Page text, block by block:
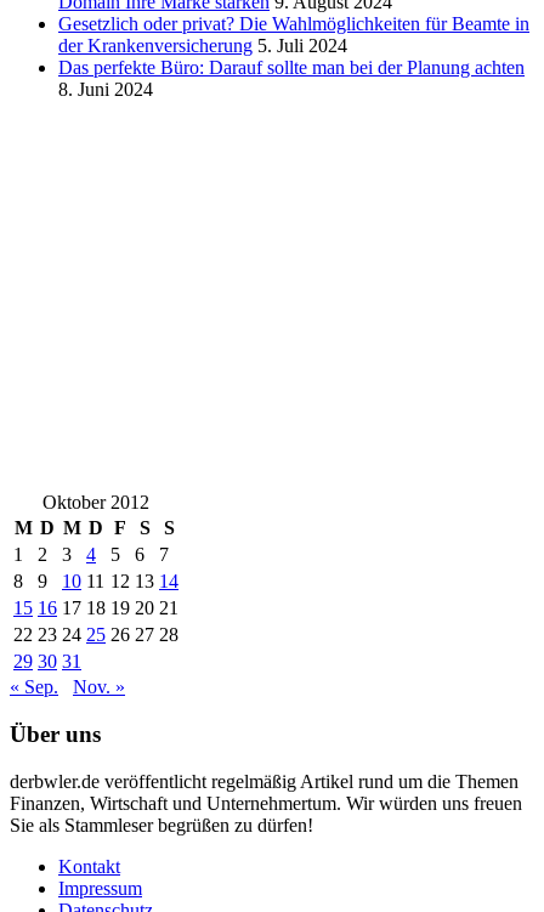
Gesetzlich oder privat? Die Wahlmöglichkeiten für Beamte in
der Krankenversicherung 5. Juli 2024
Das perfekte Büro: Darauf sollte man bei der Planung achten
8. Juni 2024
Oktober 2012
M D M D F S
S
1
2 3 4 5 6
7
8
9 10 11 12 13 14
15 16 17 18 19 20 21
22 23 24 25 26 27 28
29 30 31
« Sep.
Nov. »
Über uns
derbwler.de veröffentlicht regelmäßig Artikel rund um die Themen
Finanzen, Wirtschaft und Unternehmertum. Wir würden uns freuen
Sie als Stammleser begrüßen zu dürfen!
Kontakt
Impressum